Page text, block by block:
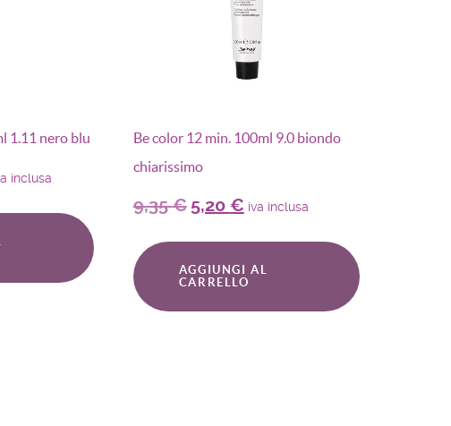
1.11 nero blu
inclusa
Be color 12 min. 100ml 9.0 biondo
chiarissimo
9,35€ 5,20 € iva inclusa
AGGIUNGI AL
CARRELLO